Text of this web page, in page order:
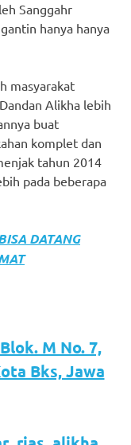
Sanggahr
hanya hanya
masyarakat
Alikha lebih
buat
komplet dan
tahun 2014
pada beberapa
DATANG
M No. 7,
Bks, Jawa